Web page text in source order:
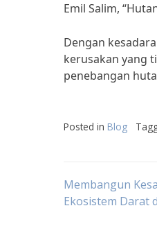
Emil Salim,
Dengan
kerusakan yang
penebangan
Posted in Blog
Post
Membangun
Ekosistem Darat